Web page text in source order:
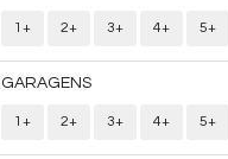
1+ 2+ 3+ 4+ 5+
GARAGENS
1+ 2+ 3+ 4+ 5+